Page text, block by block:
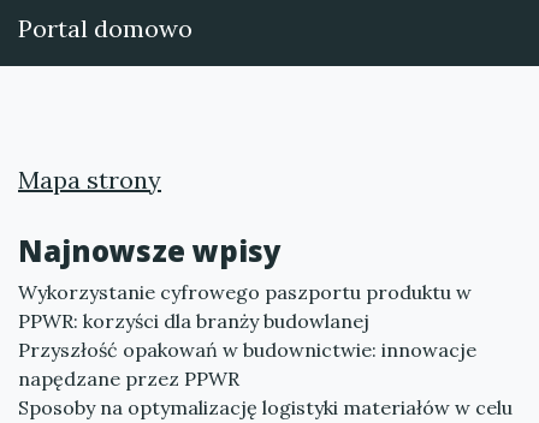
Portal domowo
Mapa strony
Najnowsze wpisy
Wykorzystanie cyfrowego paszportu produktu w
PPWR: korzyści dla branży budowlanej
Przyszłość opakowań w budownictwie: innowacje
napędzane przez PPWR
Sposoby na optymalizację logistyki materiałów w celu